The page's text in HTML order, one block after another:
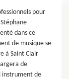
pour
dans ce
de musique se
à Saint Clair
de
instrument de